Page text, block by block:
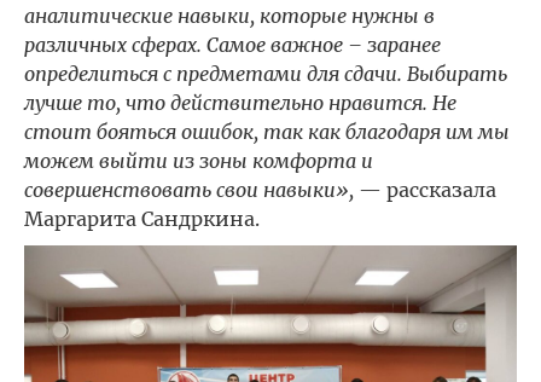
аналитические навыки, которые нужны в
различных сферах. Самое важное – заранее
определиться с предметами для сдачи. Выбирать
лучше то, что действительно нравится. Не
стоит бояться ошибок, так как благодаря им мы
можем выйти из зоны комфорта и
совершенствовать свои навыки», — рассказала
Маргарита Сандркина.